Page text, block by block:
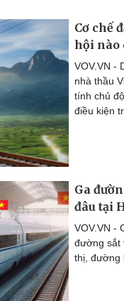
Cơ chế
hội nào
VOV.VN -
nhà thầu
tính chủ
điều kiện
Ga
đâu tại
VOV.VN -
đường sắt
thị, đường